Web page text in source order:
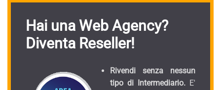
Hai una Web Agency?
Diventa Reseller!
Rivendi senza nessun
tipo di Intermediario. E'